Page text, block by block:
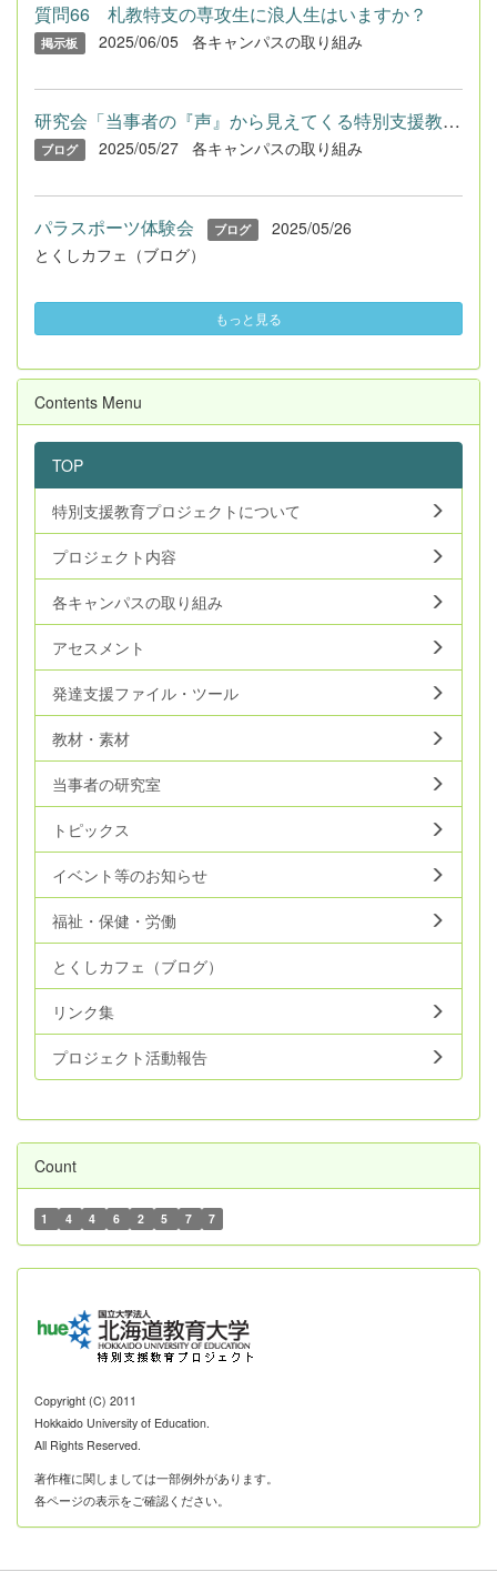
質問66 札教特支の専攻生に浪人生はいますか？
掲示板 2025/06/05 各キャンパスの取り組み
研究会「当事者の『声』から見えてくる特別支援教育・特別ニーズ...
ブログ 2025/05/27 各キャンパスの取り組み
パラスポーツ体験会 ブログ
2025/05/26
とくしカフェ（ブログ）
もっと見る
Contents Menu
TOP
特別支援教育プロジェクトについて
プロジェクト内容
各キャンパスの取り組み
アセスメント
発達支援ファイル・ツール
教材・素材
当事者の研究室
トピックス
イベント等のお知らせ
福祉・保健・労働
とくしカフェ（ブログ）
リンク集
プロジェクト活動報告
Count
1 4 4 6 2 5 7 7
Copyright (C) 2011
Hokkaido University of Education.
All Rights Reserved.
著作権に関しましては一部例外があります。
各ページの表示をご確認ください。